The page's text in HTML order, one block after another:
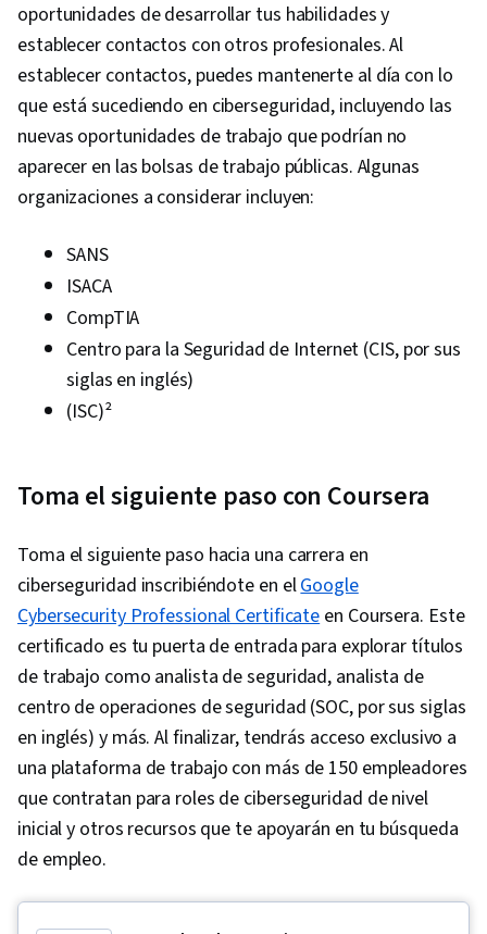
oportunidades de desarrollar tus habilidades y
establecer contactos con otros profesionales. Al
establecer contactos, puedes mantenerte al día con lo
que está sucediendo en ciberseguridad, incluyendo las
nuevas oportunidades de trabajo que podrían no
aparecer en las bolsas de trabajo públicas. Algunas
organizaciones a considerar incluyen:
SANS
ISACA
CompTIA
Centro para la Seguridad de Internet (CIS, por sus
siglas en inglés)
(ISC)²
Toma el siguiente paso con Coursera
Toma el siguiente paso hacia una carrera en
ciberseguridad inscribiéndote en elGoogle
Cybersecurity Professional Certificateen Coursera. Este
certificado es tu puerta de entrada para explorar títulos
de trabajo como analista de seguridad, analista de
centro de operaciones de seguridad (SOC, por sus siglas
en inglés) y más. Al finalizar, tendrás acceso exclusivo a
una plataforma de trabajo con más de 150 empleadores
que contratan para roles de ciberseguridad de nivel
inicial y otros recursos que te apoyarán en tu búsqueda
de empleo.